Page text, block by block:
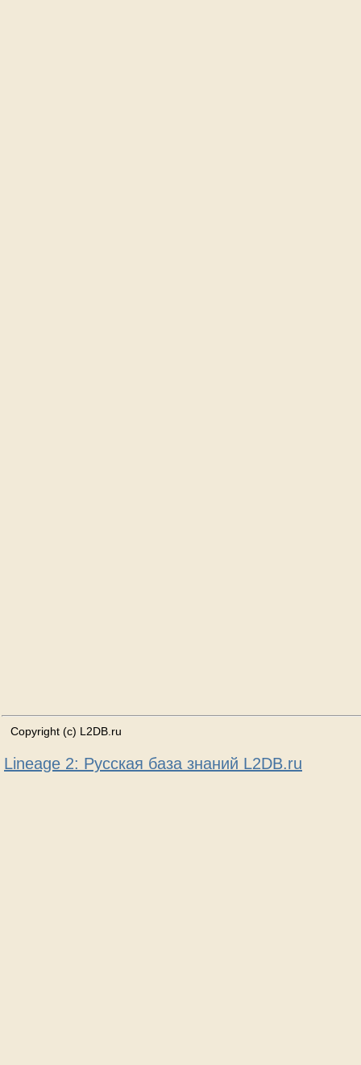
Copyright (c) L2DB.ru
Lineage 2: Русская база знаний L2DB.ru